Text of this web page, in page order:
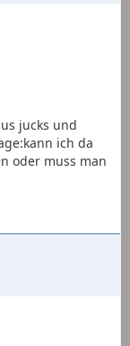
jucks und
ich da
oder muss man